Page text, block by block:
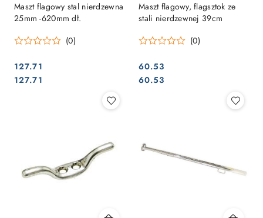
Maszt flagowy stal nierdzewna
25mm -620mm dł.
(0)
Cena:
127.71
Cena:
127.71
Maszt flagowy, flagsztok ze
stali nierdzewnej 39cm
(0)
Cena:
60.53
Cena:
60.53